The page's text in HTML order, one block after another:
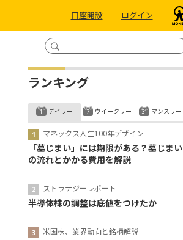
口座開設 ログイン
ランキング
デイリー
マネックス人生100年デザイン
「墓じまい」には期限がある？墓じまい
の流れとかかる費用を解説
ストラテジーレポート
半導体株の調整は底値をつけたか
米国株、業界動向と銘柄解説
ウイークリー マンスリー